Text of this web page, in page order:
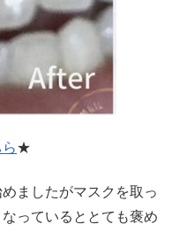
★
ましたがマスクを取っ
っているととても褒め